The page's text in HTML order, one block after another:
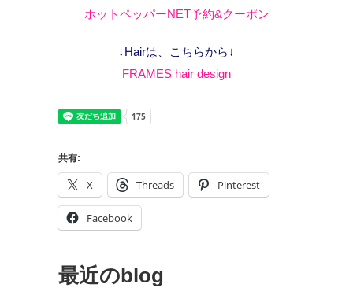
ホットペッパーNET予約&クーポン
↓Hairは、こちらから↓
FRAMES hair design
共有:
X Threads Pinterest
Facebook
最近のblog